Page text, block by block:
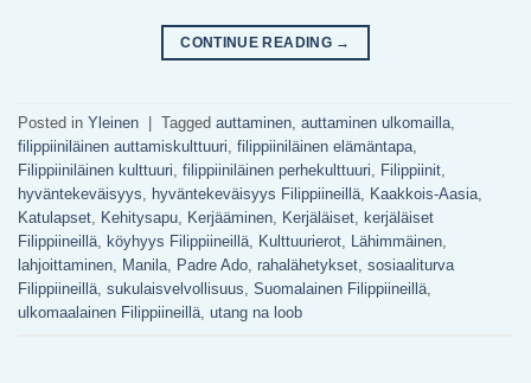
CONTINUE READING →
Posted in Yleinen Tagged auttaminen, auttaminen ulkomailla,
filippiiniläinen auttamiskulttuuri, filippiiniläinen elämäntapa,
Filippiiniläinen kulttuuri, filippiiniläinen perhekulttuuri, Filippiinit,
hyväntekeväisyys, hyväntekeväisyys Filippiineillä, Kaakkois-Aasia,
Katulapset, Kehitysapu, Kerjääminen, Kerjäläiset, kerjäläiset
Filippiineillä, köyhyys Filippiineillä, Kulttuurierot, Lähimmäinen,
lahjoittaminen, Manila, Padre Ado, rahalähetykset, sosiaaliturva
Filippiineillä, sukulaisvelvollisuus, Suomalainen Filippiineillä,
ulkomaalainen Filippiineillä, utang na loob